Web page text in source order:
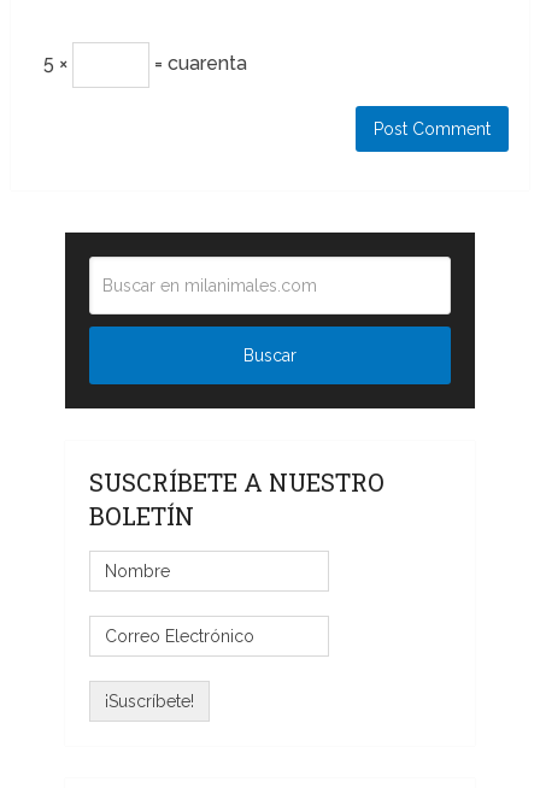
5 × = cuarenta
SUSCRÍBETE A NUESTRO
BOLETÍN